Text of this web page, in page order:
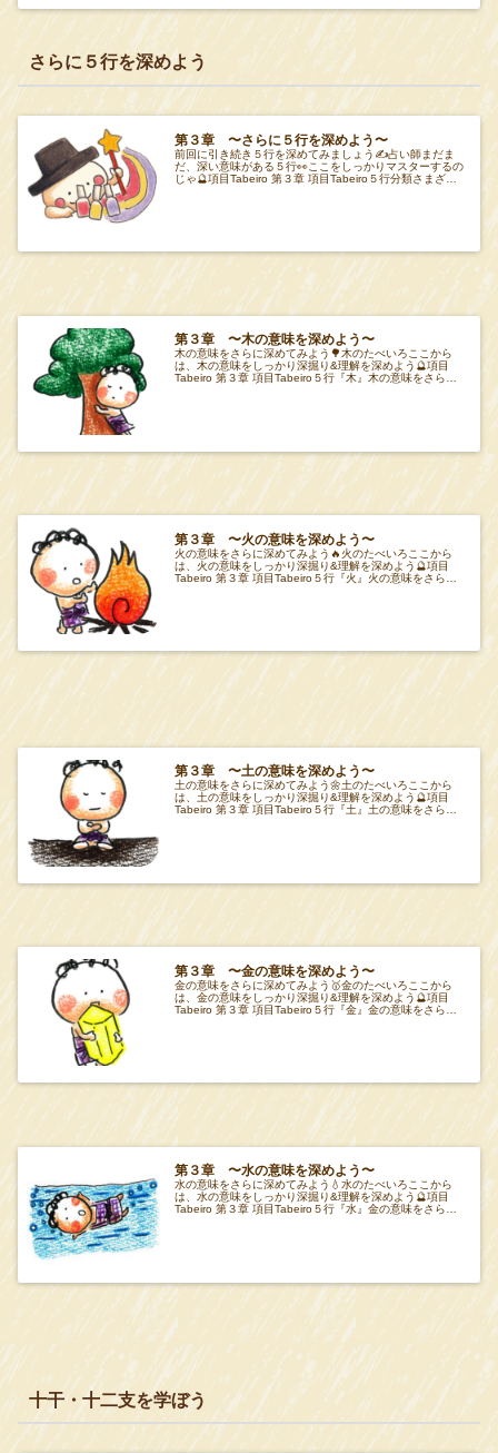
さらに５行を深めよう
第３章 〜さらに５行を深めよう〜
前回に引き続き５行を深めてみましょう✍️占い師まだま
だ、深い意味がある５行👀ここをしっかりマスターするの
じゃ🔮項目Tabeiro 第３章 項目Tabeiro５行分類さまざま
第３章 〜木の意味を深めよう〜
木の意味をさらに深めてみよう🌳木のたべいろここから
は、木の意味をしっかり深掘り&理解を深めよう🔮項目
Tabeiro 第３章 項目Tabeiro５行『木』木の意味をさらに
第３章 〜火の意味を深めよう〜
火の意味をさらに深めてみよう🔥火のたべいろここから
は、火の意味をしっかり深掘り&理解を深めよう🔮項目
Tabeiro 第３章 項目Tabeiro５行『火』火の意味をさらに
第３章 〜土の意味を深めよう〜
土の意味をさらに深めてみよう🌼土のたべいろここから
は、土の意味をしっかり深掘り&理解を深めよう🔮項目
Tabeiro 第３章 項目Tabeiro５行『土』土の意味をさらに
第３章 〜金の意味を深めよう〜
金の意味をさらに深めてみよう🥇金のたべいろここから
は、金の意味をしっかり深掘り&理解を深めよう🔮項目
Tabeiro 第３章 項目Tabeiro５行『金』金の意味をさらに
第３章 〜水の意味を深めよう〜
水の意味をさらに深めてみよう💧水のたべいろここから
は、水の意味をしっかり深掘り&理解を深めよう🔮項目
Tabeiro 第３章 項目Tabeiro５行『水』金の意味をさらに
十干・十二支を学ぼう